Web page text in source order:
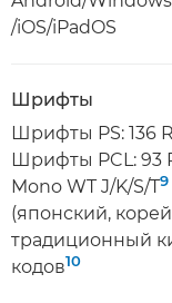
/iOS/iPadOS
Шрифты
Шрифты PS: 136
Шрифты PCL: 93
Mono WT J/K/S/T9
(японский,
традиционный
кодов10